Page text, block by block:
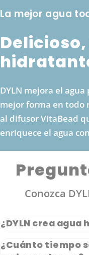
La mejor agua
DYLN mejora el
mejor forma en todo
al difusor VitaBead
enriquece el agua
Conozca
¿DYLN crea agua
¿Cuánto tiempo